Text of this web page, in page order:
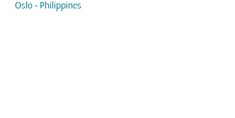
Oslo - Philippines